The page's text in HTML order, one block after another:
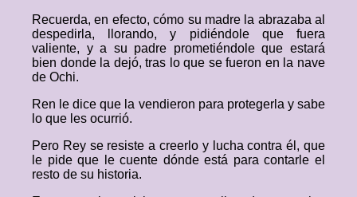
Recuerda, en efecto, cómo su madre la abrazaba al
despedirla, llorando, y pidiéndole que fuera
valiente, y a su padre prometiéndole que estará
bien donde la dejó, tras lo que se fueron en la nave
de Ochi.
Ren le dice que la vendieron para protegerla y sabe
lo que les ocurrió.
Pero Rey se resiste a creerlo y lucha contra él, que
le pide que le cuente dónde está para contarle el
resto de su historia.